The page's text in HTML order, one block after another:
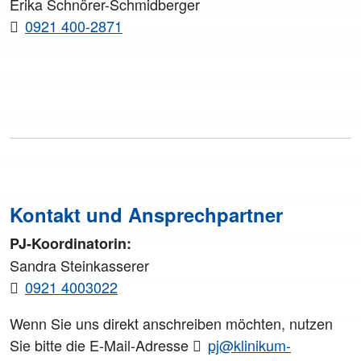
0921 400-2871
Kontakt und Ansprechpartner
PJ-Koordinatorin:
Sandra Steinkasserer
0921 4003022
Wenn Sie uns direkt anschreiben möchten, nutzen
Sie bitte die E-Mail-Adresse
pj@klinikum-